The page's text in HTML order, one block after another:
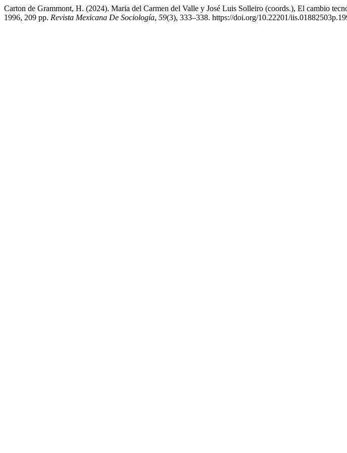
Carton de Grammont, H. (2024). Maria del Carmen del Valle y José Luis Solleiro (coords.), El cambio
1996, 209 pp. Revista Mexicana De Sociología, 59(3), 333–338. https://doi.org/10.22201/